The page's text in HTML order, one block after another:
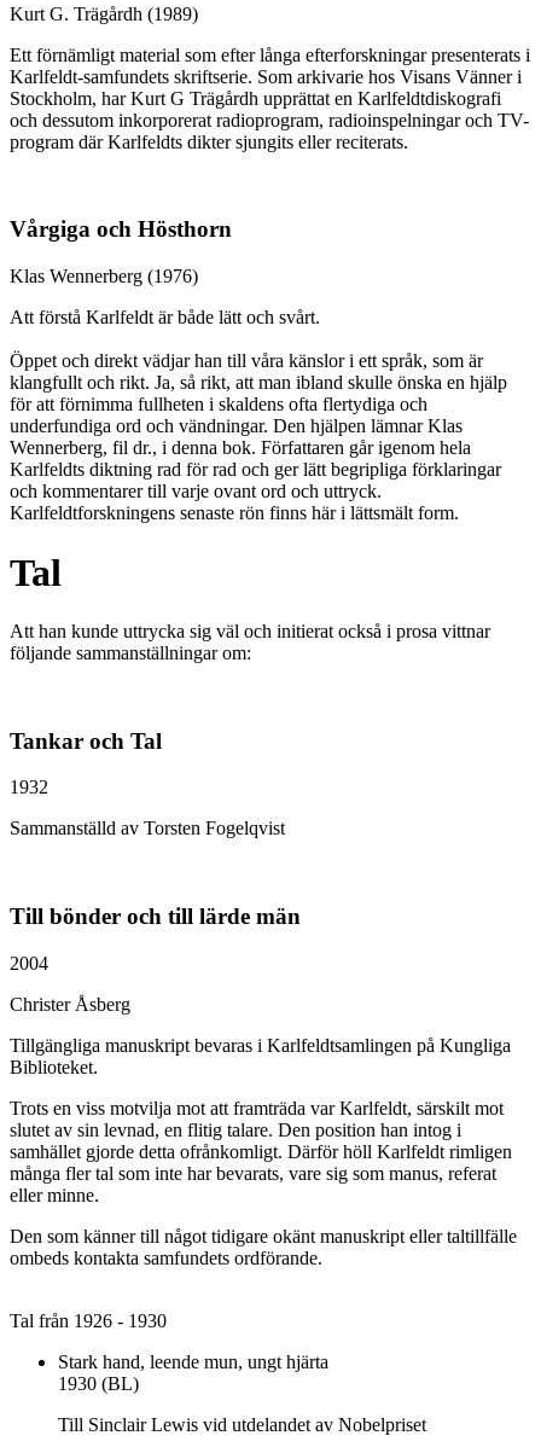
Kurt G. Trägårdh (1989)
Ett förnämligt material som efter långa efterforskningar presenterats i
Karlfeldt-samfundets skriftserie. Som arkivarie hos Visans Vänner i
Stockholm, har Kurt G Trägårdh upprättat en Karlfeldtdiskografi
och dessutom inkorporerat radioprogram, radioinspelningar och TV-
program där Karlfeldts dikter sjungits eller reciterats.
Vårgiga och Hösthorn
Klas Wennerberg (1976)
Att förstå Karlfeldt är både lätt och svårt.
Öppet och direkt vädjar han till våra känslor i ett språk, som är
klangfullt och rikt. Ja, så rikt, att man ibland skulle önska en hjälp
för att förnimma fullheten i skaldens ofta flertydiga och
underfundiga ord och vändningar. Den hjälpen lämnar Klas
Wennerberg, fil dr., i denna bok. Författaren går igenom hela
Karlfeldts diktning rad för rad och ger lätt begripliga förklaringar
och kommentarer till varje ovant ord och uttryck.
Karlfeldtforskningens senaste rön finns här i lättsmält form.
Tal
Att han kunde uttrycka sig väl och initierat också i prosa vittnar
följande sammanställningar om:
Tankar och Tal
1932
Sammanställd av Torsten Fogelqvist
Till bönder och till lärde män
2004
Christer Åsberg
Tillgängliga manuskript bevaras i Karlfeldtsamlingen på Kungliga
Biblioteket.
Trots en viss motvilja mot att framträda var Karlfeldt, särskilt mot
slutet av sin levnad, en flitig talare. Den position han intog i
samhället gjorde detta ofrånkomligt. Därför höll Karlfeldt rimligen
många fler tal som inte har bevarats, vare sig som manus, referat
eller minne.
Den som känner till något tidigare okänt manuskript eller taltillfälle
ombeds kontakta samfundets ordförande.
Tal från 1926 - 1930
Stark hand, leende mun, ungt hjärta
1930 (BL)
Till Sinclair Lewis vid utdelandet av Nobelpriset